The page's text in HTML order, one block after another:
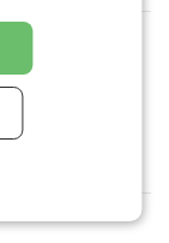
Filialen in
einer
liegen